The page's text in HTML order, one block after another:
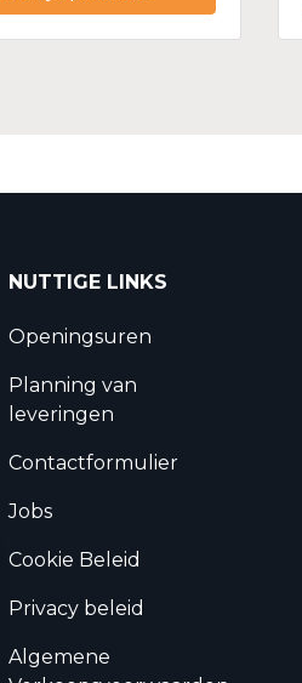
NUTTIGE LINKS
Openingsuren
Planning van
leveringen
Contactformulier
Jobs
Cookie Beleid
Privacy beleid
Algemene